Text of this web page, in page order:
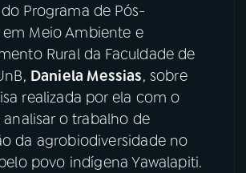
NACIONAL
Facebook
X
Programa de Pós-
Meio Ambiente e
Rural da Faculdade de
Daniela Messias, sobre
realizada por ela com o
o trabalho de
da agrobiodiversidade no
povo indígena Yawalapiti.